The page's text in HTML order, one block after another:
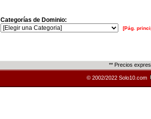
Categorías de Dominio:
[Pág.
** Precios
© 2002/2022 Solo10.com